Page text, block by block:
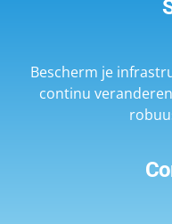
Bescherm je
continu